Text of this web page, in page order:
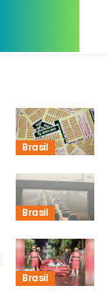
Brasil
Brasil
Brasil